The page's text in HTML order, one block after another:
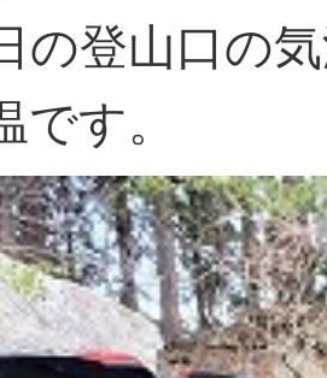
の登山口の
です。